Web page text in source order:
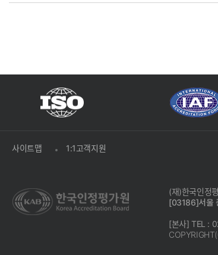
사이트맵 1:1고객지원
(재)한국인정
[03186]서울
[본사] TEL :